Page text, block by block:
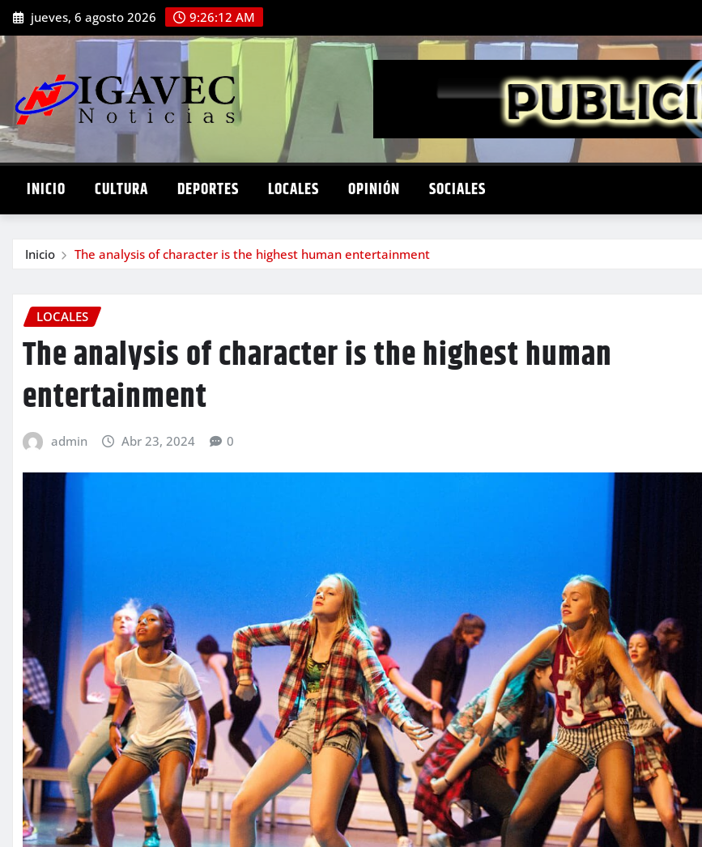
Saltar
al
contenido
jueves, 6 agosto 2026 9:26:13 AM
INICIO CULTURA DEPORTES LOCALES OPINIÓN SOCIALES
Inicio The analysis of character is the highest human entertainment
LOCALES
The analysis of character is the highest human
entertainment
admin Abr 23, 2024 0